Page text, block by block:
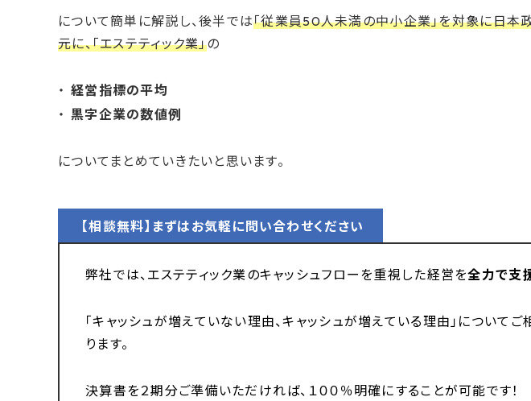
について簡単に解説し、後半では「従業員50人未満の中小企業」を対象に日本
元に、「エステティック業」の
経営指標の平均
黒字企業の数値例
についてまとめていきたいと思います。
【相談無料】まずはお気軽に問い合わせください
弊社では、エステティック業のキャッシュフローを重視した経営を全力で支
「キャッシュが増えていない理由、キャッシュが増えている理由」についてご
ります。
決算書を２期分ご準備いただければ、１００％明確にすることが可能です！